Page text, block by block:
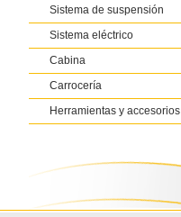
Sistema de suspensión
Sistema eléctrico
Cabina
Carrocería
Herramientas y accesorios